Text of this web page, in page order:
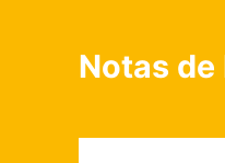
Notas de